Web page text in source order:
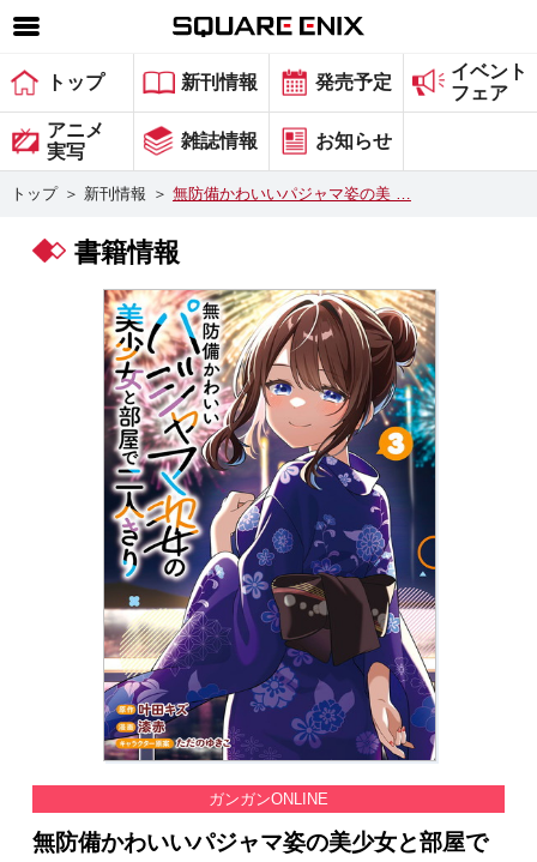
SQUARE ENIX 公式サイトメニュー
ゲーム
マガジン＆ブックス
グッズ
会社情報 採用情報
スクウェア・エニックス サイト内検索
トップ 新刊情報 発売予定
イベント
フェア
アニメ
実写
雑誌情報 お知らせ
トップ ＞ 新刊情報 ＞ 無防備かわいいパジャマ姿の美 …
書籍情報
ガンガンONLINE
無防備かわいいパジャマ姿の美少女と部屋で